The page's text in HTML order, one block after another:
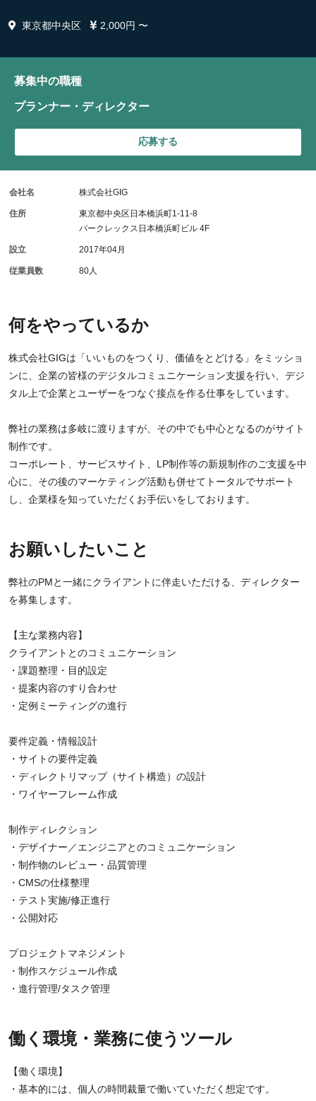
東京都中央区 2,000円 〜
何をやっているか
株式会社GIGは「いいものをつくり、価値をとどける」をミッショ
ンに、企業の皆様のデジタルコミュニケーション支援を行い、デジ
タル上で企業とユーザーをつなぐ接点を作る仕事をしています。
弊社の業務は多岐に渡りますが、その中でも中心となるのがサイト
制作です。
コーポレート、サービスサイト、LP制作等の新規制作のご支援を中
心に、その後のマーケティング活動も併せてトータルでサポート
し、企業様を知っていただくお手伝いをしております。
お願いしたいこと
弊社のPMと一緒にクライアントに伴走いただける、ディレクター
を募集します。
【主な業務内容】
クライアントとのコミュニケーション
・課題整理・目的設定
・提案内容のすり合わせ
・定例ミーティングの進行
要件定義・情報設計
・サイトの要件定義
・ディレクトリマップ（サイト構造）の設計
・ワイヤーフレーム作成
制作ディレクション
・デザイナー／エンジニアとのコミュニケーション
・制作物のレビュー・品質管理
・CMSの仕様整理
・テスト実施/修正進行
・公開対応
プロジェクトマネジメント
・制作スケジュール作成
・進行管理/タスク管理
働く環境・業務に使うツール
【働く環境】
・基本的には、個人の時間裁量で働いていただく想定です。
募集中の職種
プランナー・ディレクター
応募する
会社名 株式会社GIG
住所
東京都中央区日本橋浜町1-11-8
パークレックス日本橋浜町ビル 4F
設立 2017年04月
従業員数 80人